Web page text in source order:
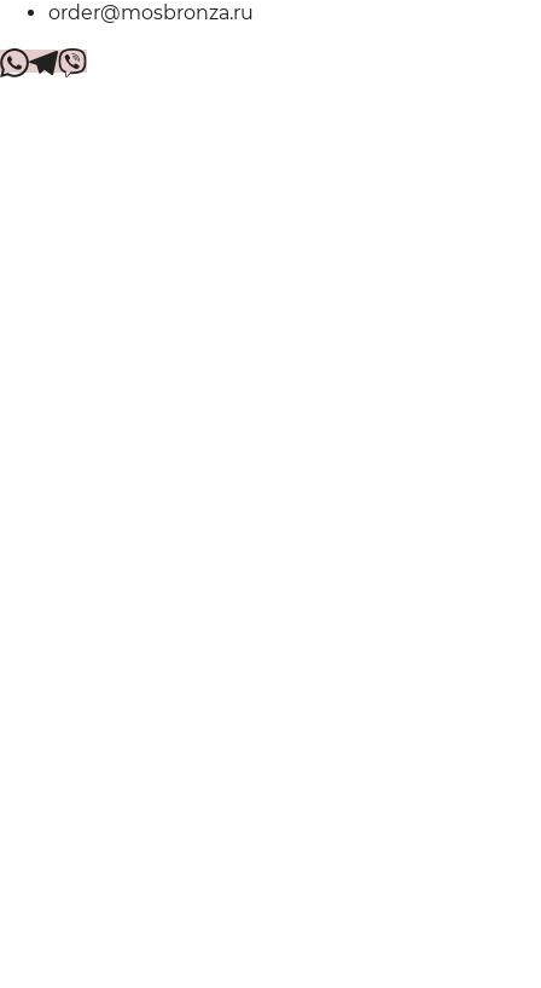
order@mosbronza.ru